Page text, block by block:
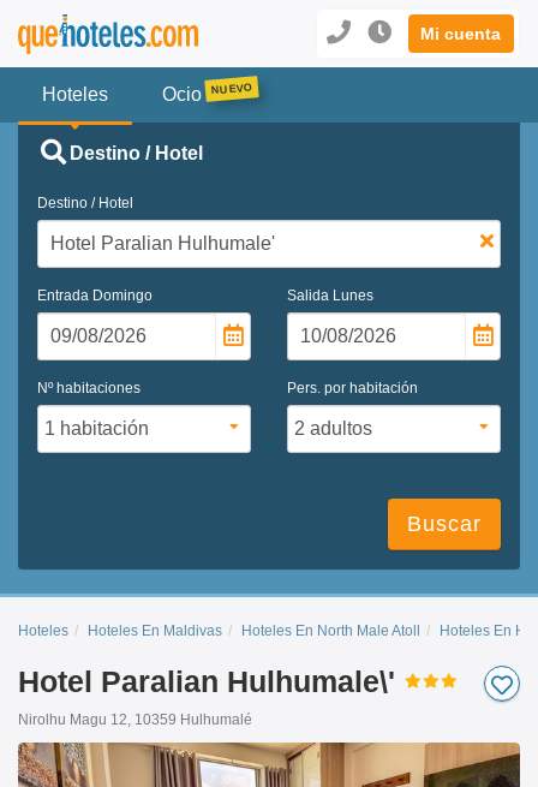
Mi cuenta
Hoteles Ocio
Destino / Hotel
Destino / Hotel
Entrada Domingo Salida Lunes
Nº habitaciones Pers. por habitación
Buscar
Hoteles Hoteles En Maldivas Hoteles En North Male Atoll Hoteles En
Hotel Paralian Hulhumale\'
Nirolhu Magu 12, 10359 Hulhumalé